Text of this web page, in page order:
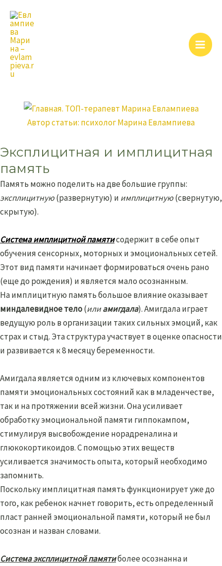
содержимому
Автор статьи: психолог Марина Евлампиева
Эксплицитная и имплицитная
память
Память можно поделить на две большие группы:
эксплицитную(развернутую) и имплицитную(свернутую,
скрытую).
Система имплицитной памятисодержит в себе опыт
обучения сенсорных, моторных и эмоциональных сетей.
Этот вид памяти начинает формироваться очень рано
(еще до рождения) и является мало осознанным.
На имплицитную память большое влияние оказывает
миндалевидное тело(илиамигдала). Амигдала играет
ведущую роль в организации таких сильных эмоций, как
страх и стыд. Эта структура участвует в оценке опасности
и развивается к 8 месяцу беременности.
Амигдала является одним из ключевых компонентов
памяти эмоциональных состояний как в младенчестве,
так и на протяжении всей жизни. Она усиливает
обработку эмоциональной памяти гиппокампом,
стимулируя высвобождение норадреналина и
глюкокортикоидов. С помощью этих веществ
усиливается значимость опыта, который необходимо
запомнить.
Поскольку имплицитная память функционирует уже до
того, как ребенок начнет говорить, есть определенный
пласт ранней эмоциональной памяти, который не был
осознан и назван словами.
Система эксплицитной памятиболее осознанна и